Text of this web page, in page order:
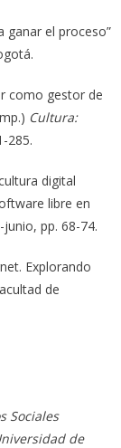
ganar el proceso”
como gestor de
Cultura:
285.
digital
libre en
pp. 68-74.
Explorando
de
Sociales
de